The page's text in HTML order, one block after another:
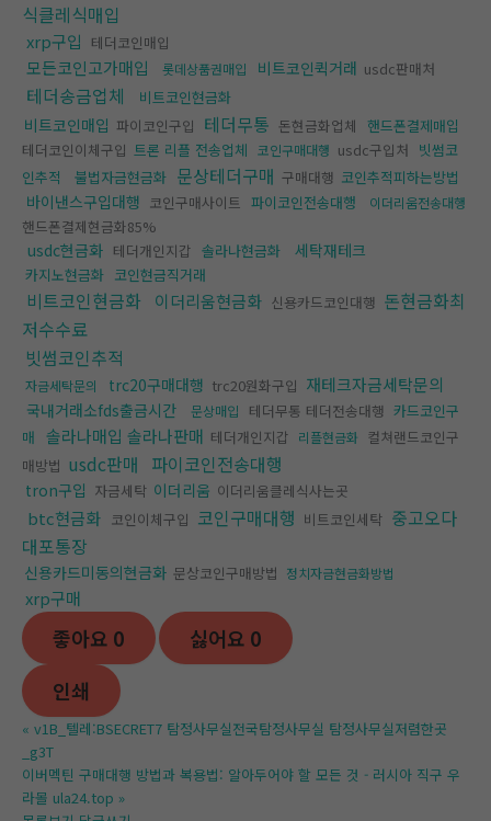
식클레식매입
xrp구입 테더코인매입
모든코인고가매입 롯데상품권매입 비트코인퀵거래 usdc판매처
테더송금업체 비트코인현금화
비트코인매입 파이코인구입 테더무통 돈현금화업체 핸드폰결제매입
테더코인이체구입 트론 리플 전송업체 코인구매대행 usdc구입처 빗썸코
인추적
불법자금현금화 문상테더구매 구매대행 코인추적피하는방법
바이낸스구입대행 코인구매사이트 파이코인전송대행 이더리움전송대행
핸드폰결제현금화85%
usdc현금화 테더개인지갑 솔라나현금화 세탁재테크
카지노현금화 코인현금직거래
비트코인현금화 이더리움현금화 신용카드코인대행 돈현금화최
저수수료
빗썸코인추적
자금세탁문의 trc20구매대행 trc20원화구입 재테크자금세탁문의
국내거래소fds출금시간 문상매입 테더무통 테더전송대행 카드코인구
매 솔라나매입 솔라나판매 테더개인지갑 리플현금화 컬쳐랜드코인구
매방법 usdc판매 파이코인전송대행
tron구입 자금세탁 이더리움 이더리움클레식사는곳
btc현금화 코인이체구입 코인구매대행 비트코인세탁 중고오다
대포통장
신용카드미동의현금화 문상코인구매방법 정치자금현금화방법
xrp구매
좋아요 0 싫어요 0
인쇄
« v1B_텔레:BSECRET7 탐정사무실전국탐정사무실 탐정사무실저렴한곳
_g3T
이버멕틴 구매대행 방법과 복용법: 알아두어야 할 모든 것 - 러시아 직구 우
라몰 ula24.top »